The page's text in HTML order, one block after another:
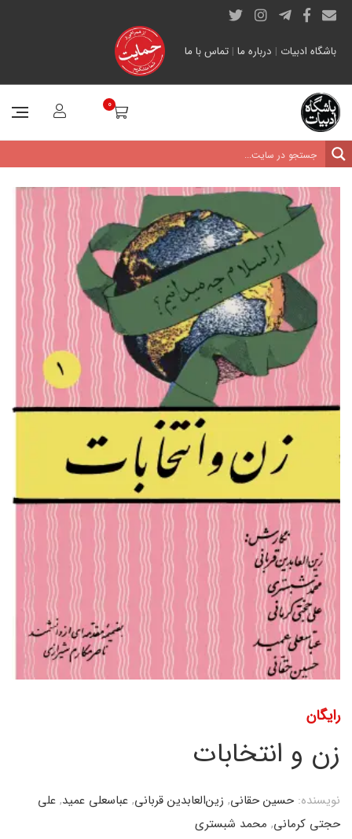
باشگاه ادبیات | درباره ما | تماس با ما
0
رایگان
زن و انتخابات
نویسنده: حسین حقانی, زین‌العابدین قربانی, عباسعلی عمید, علی
حجتی کرمانی, محمد شبستری